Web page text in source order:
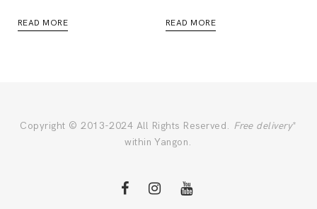
READ MORE READ MORE
Copyright © 2013-2024 All Rights Reserved. Free delivery*
within Yangon.